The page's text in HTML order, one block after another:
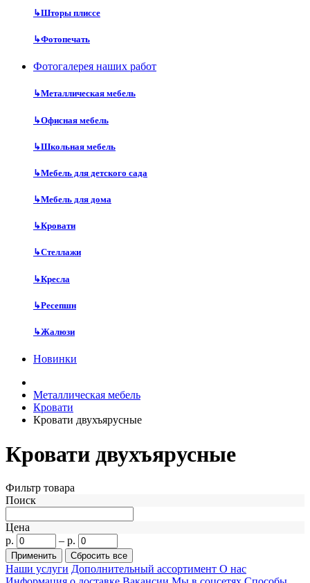
↳Шторы плиссе
↳Фотопечать
Фотогалерея наших работ
↳Металлическая мебель
↳Офисная мебель
↳Школьная мебель
↳Мебель для детского сада
↳Мебель для дома
↳Кровати
↳Стеллажи
↳Кресла
↳Ресепшн
↳Жалюзи
Новинки
Металлическая мебель
Кровати
Кровати двухъярусные
Кровати двухъярусные
Фильтр товара
Поиск
Цена
р.
– р.
Наши услуги Дополнительный ассортимент О нас